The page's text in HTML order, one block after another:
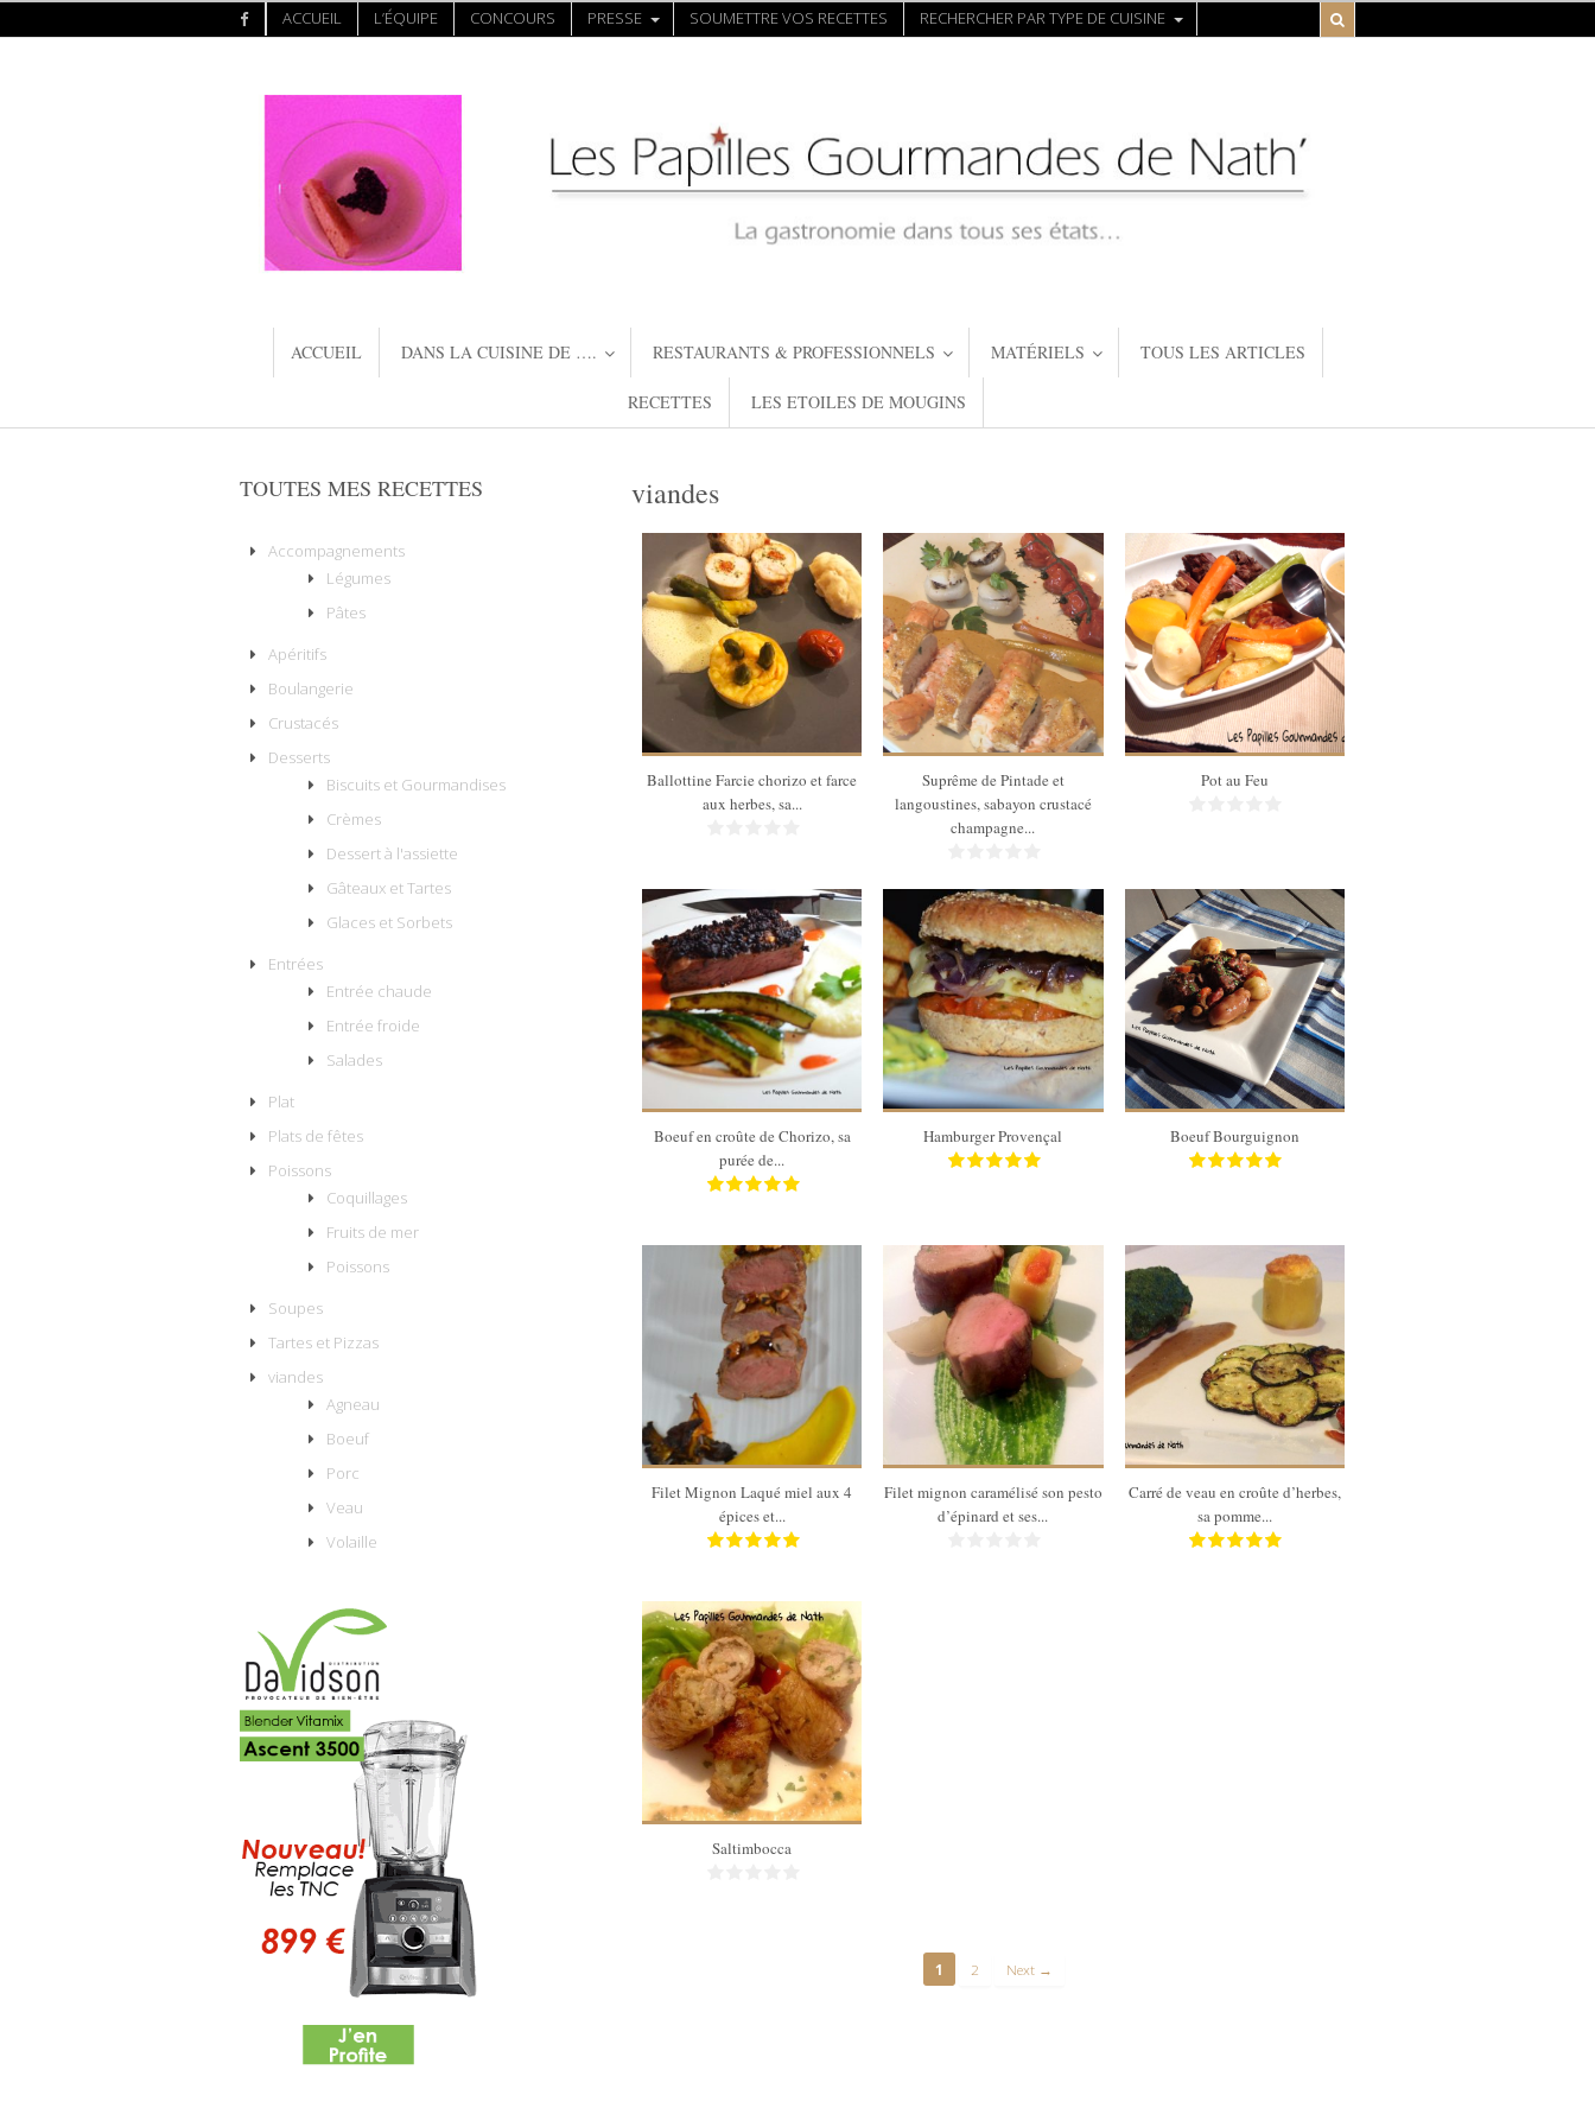
ACCUEIL L’ÉQUIPE CONCOURS PRESSE SOUMETTRE VOS RECETTES RECHERCHER PAR TYPE DE CUISINE
ACCUEIL DANS LA CUISINE DE …. RESTAURANTS & PROFESSIONNELS MATÉRIELS TOUS LES ARTICLES
RECETTES LES ETOILES DE MOUGINS
viandes
4
75 Min
Ballottine Farcie chorizo et farce
aux herbes, sa...
4
60 Min
Suprême de Pintade et
langoustines, sabayon crustacé
champagne...
4
200 Min
Pot au Feu
6
45 Min
Boeuf en croûte de Chorizo, sa
purée de...
6
6
50 Min
Hamburger Provençal
6
240 Min
Boeuf Bourguignon
4
45 Min
Filet Mignon Laqué miel aux 4
épices et...
4
40 Min
Filet mignon caramélisé son pesto
d’épinard et ses...
4
90 Min
Carré de veau en croûte d’herbes,
sa pomme...
4
30 Min
Saltimbocca
1 2 Next →
TOUTES MES RECETTES
Accompagnements
Légumes
Pâtes
Apéritifs
Boulangerie
Crustacés
Desserts
Biscuits et Gourmandises
Crèmes
Dessert à l'assiette
Gâteaux et Tartes
Glaces et Sorbets
Entrées
Entrée chaude
Entrée froide
Salades
Plat
Plats de fêtes
Poissons
Coquillages
Fruits de mer
Poissons
Soupes
Tartes et Pizzas
viandes
Agneau
Boeuf
Porc
Veau
Volaille